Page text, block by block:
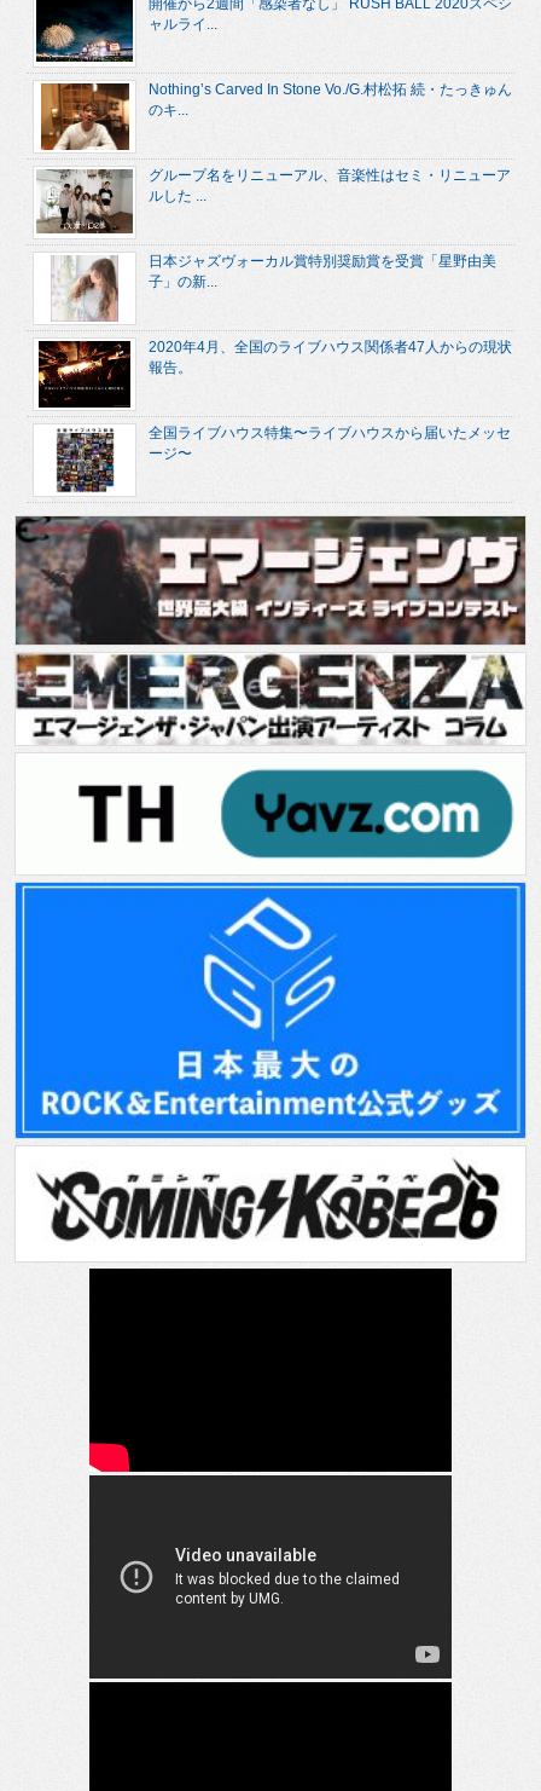
開催から2週間「感染者なし」 RUSH BALL 2020スペシ
ャルライ...
Nothing’s Carved In Stone Vo./G.村松拓 続・たっきゅん
のキ...
グループ名をリニューアル、音楽性はセミ・リニューア
ルした ...
日本ジャズヴォーカル賞特別奨励賞を受賞「星野由美
子」の新...
2020年4月、全国のライブハウス関係者47人からの現状
報告。
全国ライブハウス特集〜ライブハウスから届いたメッセ
ージ〜